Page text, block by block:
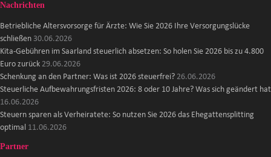
Nachrichten
Betriebliche Altersvorsorge für Ärzte: Wie Sie 2026 Ihre Versorgungslücke
schließen 30.06.2026
Kita-Gebühren im Saarland steuerlich absetzen: So holen Sie 2026 bis zu 4.800
Euro zurück 29.06.2026
Schenkung an den Partner: Was ist 2026 steuerfrei? 26.06.2026
Steuerliche Aufbewahrungsfristen 2026: 8 oder 10 Jahre? Was sich geändert hat
16.06.2026
Steuern sparen als Verheiratete: So nutzen Sie 2026 das Ehegattensplitting
optimal 11.06.2026
Partner